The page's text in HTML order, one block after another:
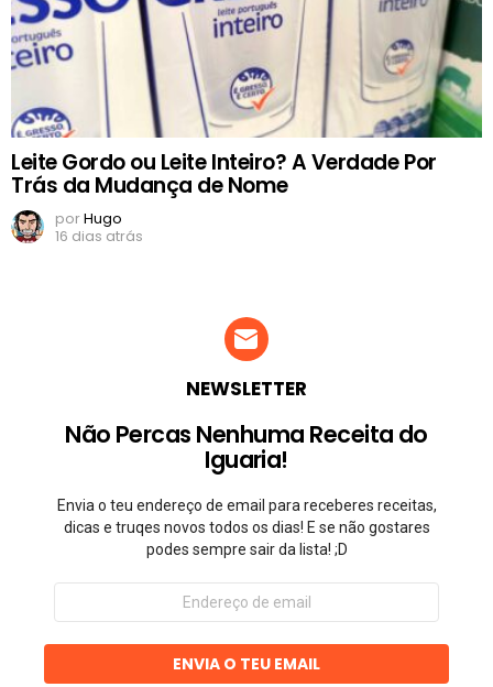
Leite Gordo ou Leite Inteiro? A Verdade Por
Trás da Mudança de Nome
porHugo
16 dias atrás
NEWSLETTER
Não Percas Nenhuma Receita do
Iguaria!
Envia o teu endereço de email para receberes receitas,
dicas e truqes novos todos os dias! E se não gostares
podes sempre sair da lista! ;D
Endereço
email
ENVIA O TEU EMAIL